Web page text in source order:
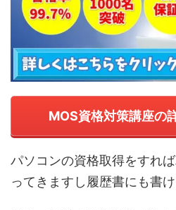
MOS資格対策講座の
パソコンの資格取得をすれ
ってきますし履歴書にも書